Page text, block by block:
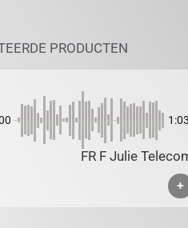
PRODUCTEN
1:03
FR F Julie
+